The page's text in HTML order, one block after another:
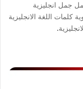
جمل انجليزية
كلمات اللغة الانجليزية